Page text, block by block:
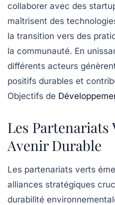
collaborer avec des
maîtrisent des
la transition vers des
la communauté. En
différents acteurs
positifs durables et
Objectifs de
Les Partenariats
Avenir Durable
Les partenariats verts
alliances stratégiques
durabilité